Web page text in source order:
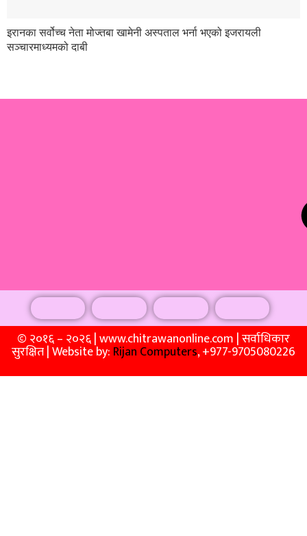
इरानका सर्वोच्च नेता मोज्तबा खामेनी अस्पताल भर्ना भएको इजरायली
सञ्चारमाध्यमको दाबी
© २०१६ – २०२६ | www.chitrawanonline.com | सर्वाधिकार
सुरक्षित | Website by: Rijan Computers, +977-9705080226